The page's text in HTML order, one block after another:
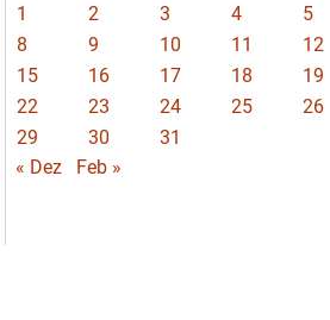
1 2 3 4 5
8
9 10 11 12
15
16 17 18 19
22
23 24 25 26
29
30
31
« Dez
Feb »